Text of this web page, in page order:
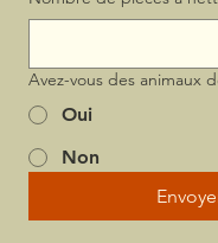
Avez-vous des animaux
Oui
Non